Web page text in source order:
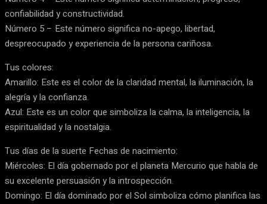
confiabilidad y constructividad.
Número 5 – Este número significa no-apego, libertad,
despreocupado y experiencia de la persona cariñosa.
Tus colores:
Amarillo: Este es el color de la claridad mental, la iluminación, la
alegría y la confianza.
Azul: Este es un color que simboliza la calma, la inteligencia, la
espiritualidad y la nostalgia.
Tus días de la suerte Fechas de nacimiento:
Miércoles: El día gobernado por el planeta Mercurio que habla de
su excelente persuasión y la introspección.
Domingo: El día dominado por el Sol simboliza cómo planifica las